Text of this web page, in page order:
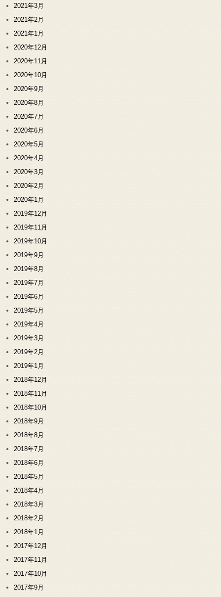
2021年3月
2021年2月
2021年1月
2020年12月
2020年11月
2020年10月
2020年9月
2020年8月
2020年7月
2020年6月
2020年5月
2020年4月
2020年3月
2020年2月
2020年1月
2019年12月
2019年11月
2019年10月
2019年9月
2019年8月
2019年7月
2019年6月
2019年5月
2019年4月
2019年3月
2019年2月
2019年1月
2018年12月
2018年11月
2018年10月
2018年9月
2018年8月
2018年7月
2018年6月
2018年5月
2018年4月
2018年3月
2018年2月
2018年1月
2017年12月
2017年11月
2017年10月
2017年9月